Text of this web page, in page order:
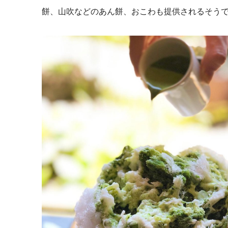
餅、山吹などのあん餅、おこわも提供されるそう